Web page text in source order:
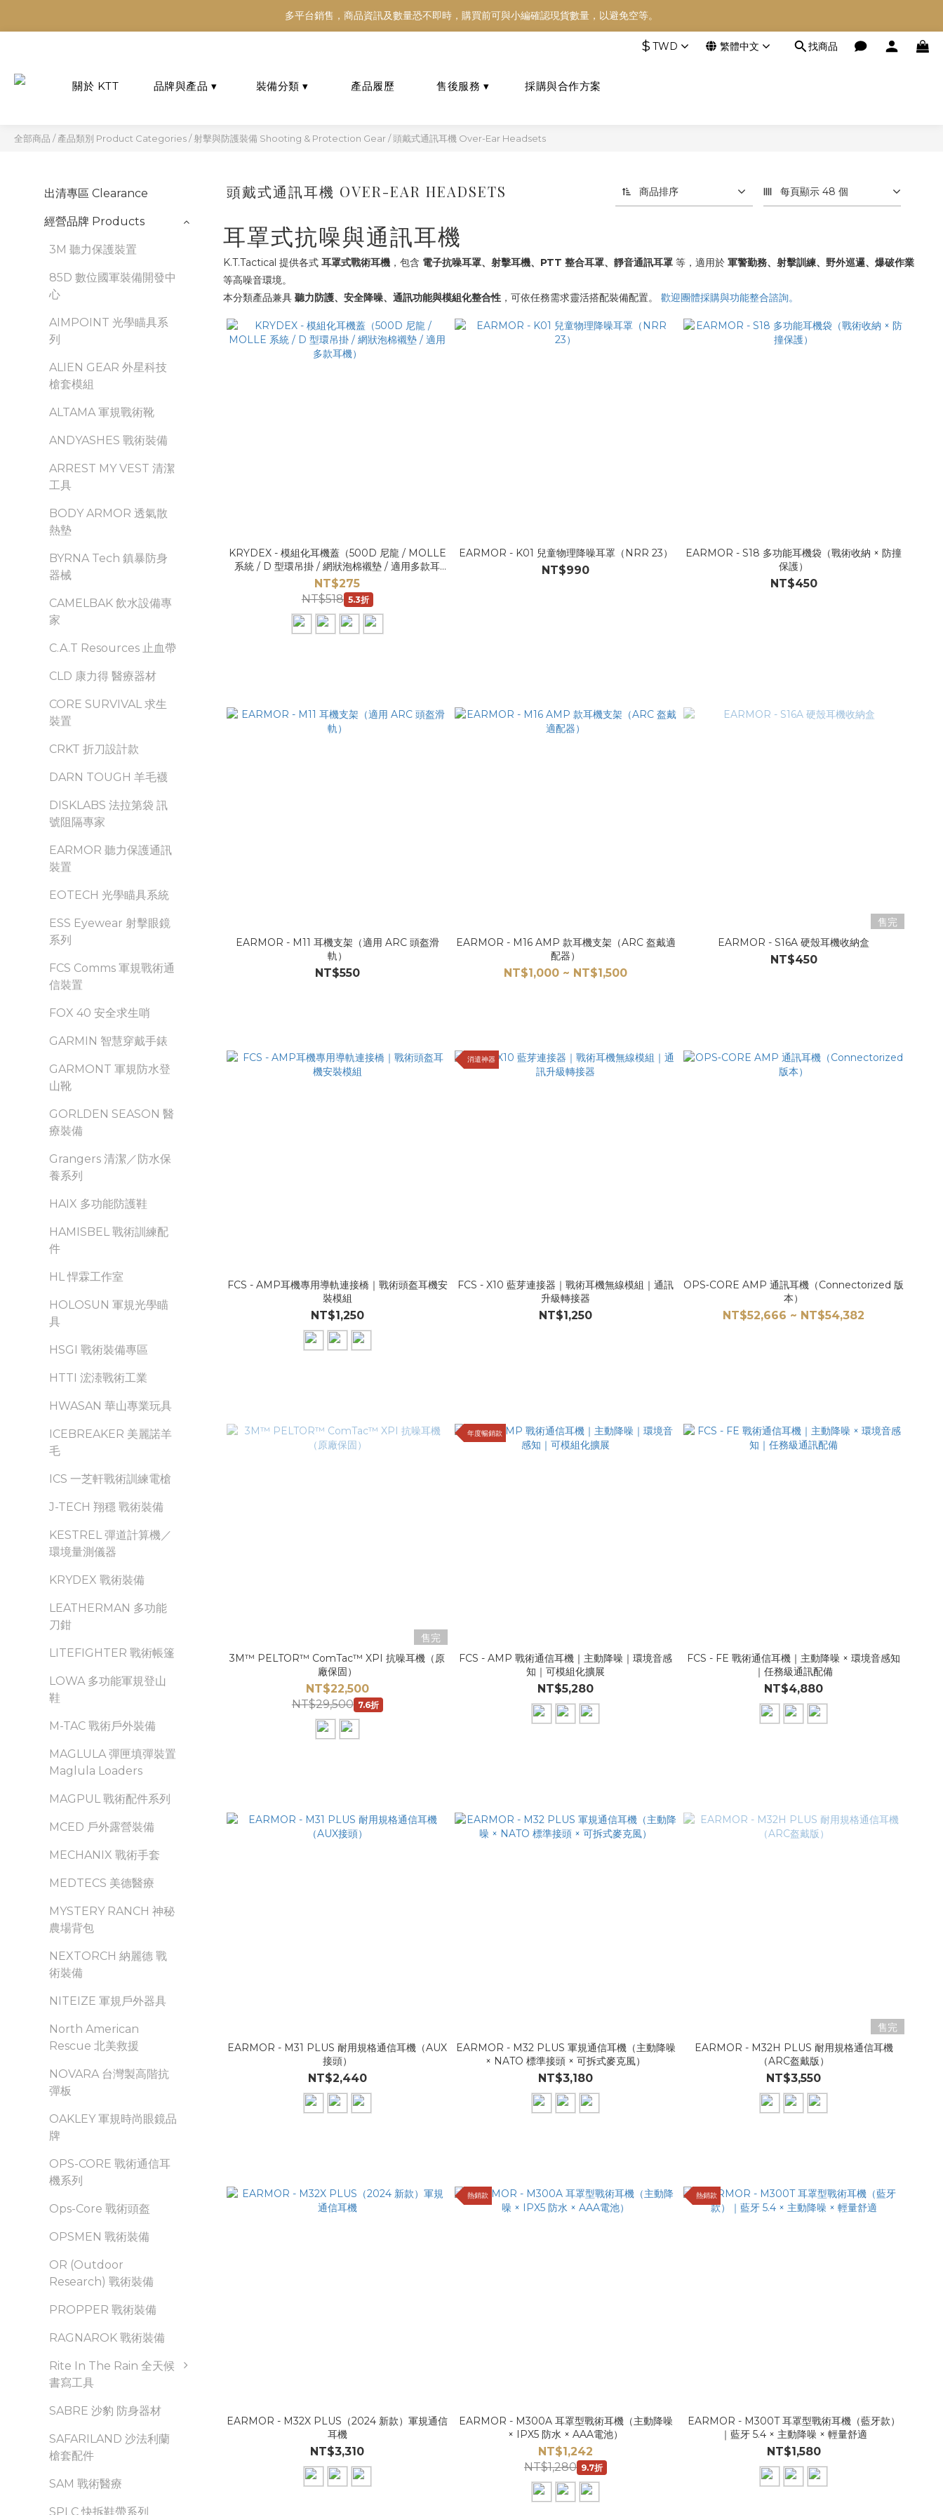
多平台銷售，商品資訊及數量恐不即時，購買前可與小編確認現貨數量，以避免空等。
多平台銷售，商品資訊及數量恐不即時，購買前可與小編確認現貨數量，以避免空等。
多平台銷售，商品資訊及數量恐不即時，購買前可與小編確認現貨數量，以避免空等。
$ TWD 繁體中文 找商品
全部商品 /產品類別 Product Categories/射擊與防護裝備 Shooting & Protection Gear/頭戴式通訊耳機 Over-Ear Headsets
出清專區 Clearance
經營品牌 Products
3M 聽力保護裝置
85D 數位國軍裝備開發中
心
AIMPOINT 光學瞄具系
列
ALIEN GEAR 外星科技
槍套模組
ALTAMA 軍規戰術靴
ANDYASHES 戰術裝備
ARREST MY VEST 清潔
工具
BODY ARMOR 透氣散
熱墊
BYRNA Tech 鎮暴防身
器械
CAMELBAK 飲水設備專
家
C.A.T Resources 止血帶
CLD 康力得 醫療器材
CORE SURVIVAL 求生
裝置
CRKT 折刀設計款
DARN TOUGH 羊毛襪
DISKLABS 法拉第袋 訊
號阻隔專家
EARMOR 聽力保護通訊
裝置
EOTECH 光學瞄具系統
ESS Eyewear 射擊眼鏡
系列
FCS Comms 軍規戰術通
信裝置
FOX 40 安全求生哨
GARMIN 智慧穿戴手錶
GARMONT 軍規防水登
山靴
GORLDEN SEASON 醫
療裝備
Grangers 清潔／防水保
養系列
HAIX 多功能防護鞋
HAMISBEL 戰術訓練配
件
HL 悍霖工作室
HOLOSUN 軍規光學瞄
具
HSGI 戰術裝備專區
HTTI 浤溙戰術工業
HWASAN 華山專業玩具
ICEBREAKER 美麗諾羊
毛
ICS 一芝軒戰術訓練電槍
J-TECH 翔穩 戰術裝備
KESTREL 彈道計算機／
環境量測儀器
KRYDEX 戰術裝備
LEATHERMAN 多功能
刀鉗
LITEFIGHTER 戰術帳篷
LOWA 多功能軍規登山
鞋
M-TAC 戰術戶外裝備
MAGLULA 彈匣填彈裝置
Maglula Loaders
MAGPUL 戰術配件系列
MCED 戶外露營裝備
MECHANIX 戰術手套
MEDTECS 美德醫療
MYSTERY RANCH 神秘
農場背包
NEXTORCH 納麗德 戰
術裝備
NITEIZE 軍規戶外器具
North American
Rescue 北美救援
NOVARA 台灣製高階抗
彈板
OAKLEY 軍規時尚眼鏡品
牌
OPS-CORE 戰術通信耳
機系列
Ops-Core 戰術頭盔
OPSMEN 戰術裝備
OR (Outdoor
Research) 戰術裝備
PROPPER 戰術裝備
RAGNAROK 戰術裝備
Rite In The Rain 全天候
書寫工具
SABRE 沙豹 防身器材
SAFARILAND 沙法利蘭
槍套配件
SAM 戰術醫療
SPLC 快拆鞋帶系列
頭戴式通訊耳機 OVER-EAR HEADSETS 商品排序 每頁顯示 48 個
耳罩式抗噪與通訊耳機
K.T.Tactical 提供各式耳罩式戰術耳機 ，包含 電子抗噪耳罩、射擊耳機、PTT 整合耳罩、靜音通訊耳罩 等，適用於軍警勤務、射擊訓練、野外巡邏、爆破作業
等高噪音環境。
本分類產品兼具聽力防護、安全降噪、通訊功能與模組化整合性 ，可依任務需求靈活搭配裝備配置。歡迎團體採購與功能整合諮詢。
KRYDEX - 模組化耳機蓋（500D 尼龍 / MOLLE
系統 / D 型環吊掛 / 網狀泡棉襯墊 / 適用多款耳
機）
NT$275
NT$518 5.3折
EARMOR - K01 兒童物理降噪耳罩（NRR 23）
NT$990
EARMOR - S18 多功能耳機袋（戰術收納 × 防撞
保護）
NT$450
EARMOR - M11 耳機支架（適用 ARC 頭盔滑
軌）
NT$550
EARMOR - M16 AMP 款耳機支架（ARC 盔戴適
配器）
NT$1,000 ~ NT$1,500
售完
EARMOR - S16A 硬殼耳機收納盒
NT$450
FCS - AMP耳機專用導軌連接橋｜戰術頭盔耳機安
裝模組
NT$1,250
消遣神器
FCS - X10 藍芽連接器｜戰術耳機無線模組｜通訊
升級轉接器
NT$1,250
OPS‑CORE AMP 通訊耳機（Connectorized 版
本）
NT$52,666 ~ NT$54,382
售完
3M™ PELTOR™ ComTac™ XPI 抗噪耳機（原
廠保固）
NT$22,500
NT$29,500 7.6折
年度暢銷款
FCS - AMP 戰術通信耳機｜主動降噪｜環境音感
知｜可模組化擴展
NT$5,280
FCS - FE 戰術通信耳機｜主動降噪 × 環境音感知
｜任務級通訊配備
NT$4,880
EARMOR - M31 PLUS 耐用規格通信耳機（AUX
接頭）
NT$2,440
EARMOR - M32 PLUS 軍規通信耳機（主動降噪
× NATO 標準接頭 × 可拆式麥克風）
NT$3,180
售完
EARMOR - M32H PLUS 耐用規格通信耳機
（ARC盔戴版）
NT$3,550
EARMOR - M32X PLUS（2024 新款）軍規通信
耳機
NT$3,310
熱銷款
EARMOR - M300A 耳罩型戰術耳機（主動降噪
× IPX5 防水 × AAA電池）
NT$1,242
NT$1,280 9.7折
熱銷款
EARMOR - M300T 耳罩型戰術耳機（藍牙款）
｜藍牙 5.4 × 主動降噪 × 輕量舒適
NT$1,580